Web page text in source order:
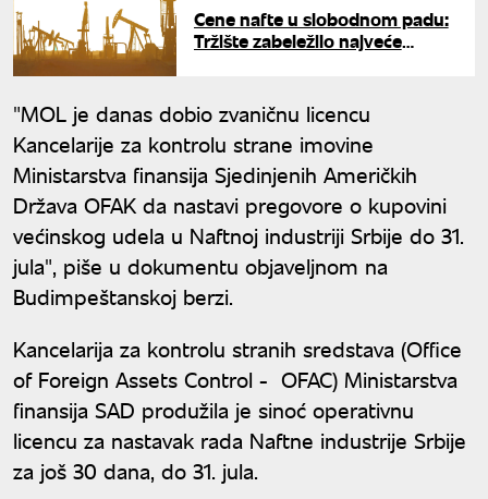
Cene nafte u slobodnom padu:
Tržište zabeležilo najveće
"MOL je danas dobio zvaničnu licencu
Kancelarije za kontrolu strane imovine
Ministarstva finansija Sjedinjenih Američkih
Država OFAK da nastavi pregovore o kupovini
većinskog udela u Naftnoj industriji Srbije do 31.
jula", piše u dokumentu objaveljnom na
Budimpeštanskoj berzi.
Kancelarija za kontrolu stranih sredstava (Office
of Foreign Assets Control - OFAC) Ministarstva
finansija SAD produžila je sinoć operativnu
licencu za nastavak rada Naftne industrije Srbije
za još 30 dana, do 31. jula.